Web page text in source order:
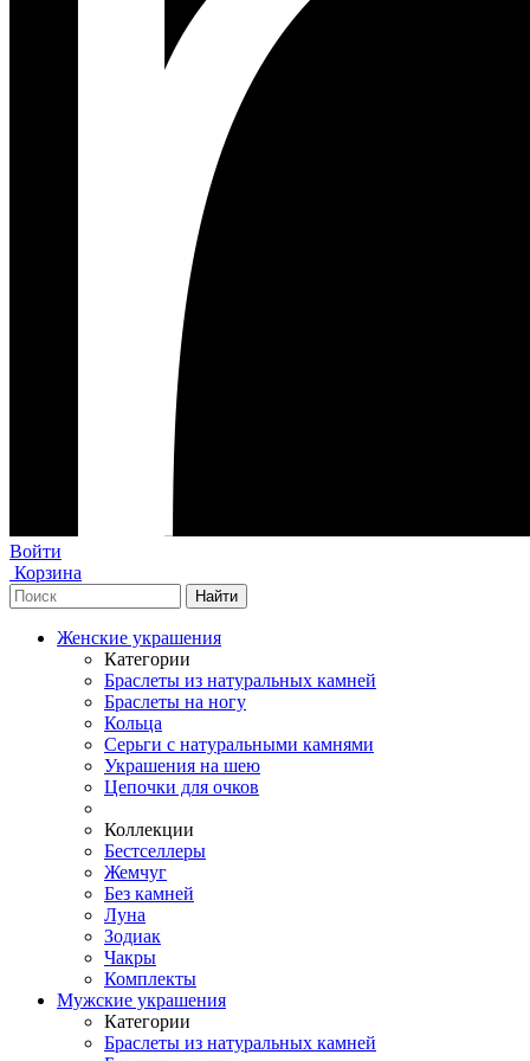
Войти
Корзина
Женские украшения
Категории
Браслеты из натуральных камней
Браслеты на ногу
Кольца
Серьги с натуральными камнями
Украшения на шею
Цепочки для очков
Коллекции
Бестселлеры
Жемчуг
Без камней
Луна
Зодиак
Чакры
Комплекты
Мужские украшения
Категории
Браслеты из натуральных камней